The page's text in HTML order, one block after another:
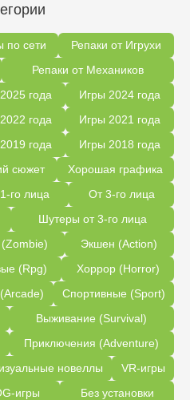
по сети
Репаки от Игрухи
Репаки от Механиков
года
Игры 2024 года
года
Игры 2021 года
года
Игры 2018 года
сюжет
Хорошая графика
го лица
От 3-го лица
Шутеры от 3-го лица
Экшен (Action)
(Rpg)
Хоррор (Horror)
Спортивные (Sport)
Выживание (Survival)
Приключения (Adventure)
новеллы
VR-игры
игры Без установки